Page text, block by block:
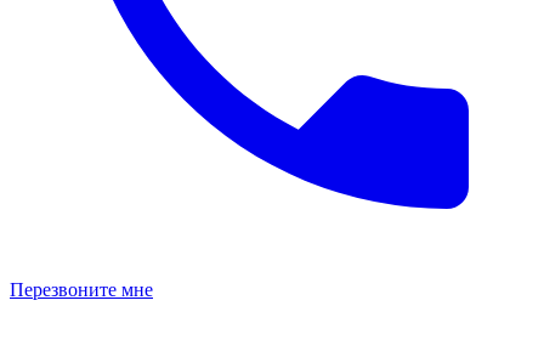
Перезвоните мне